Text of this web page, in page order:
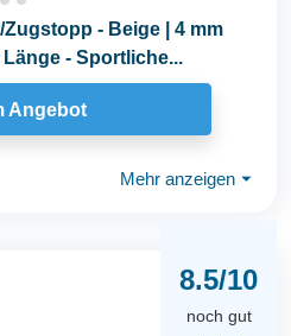
- Beige | 4 mm
- Sportliche...
Angebot
Mehr anzeigen ⏷
8.5/10
noch gut